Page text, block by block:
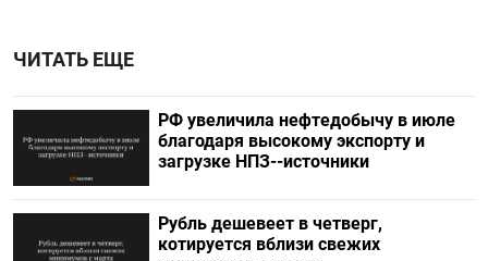
ЧИТАТЬ ЕЩЕ
РФ увеличила нефтедобычу в июле
благодаря высокому экспорту и
загрузке НПЗ--источники
Рубль дешевеет в четверг,
котируется вблизи свежих